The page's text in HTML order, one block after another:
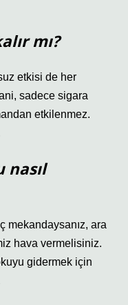
mı?
etkisi de her
sadece sigara
etkilenmez.
nasıl
mekandaysanız, ara
hava vermelisiniz.
gidermek için